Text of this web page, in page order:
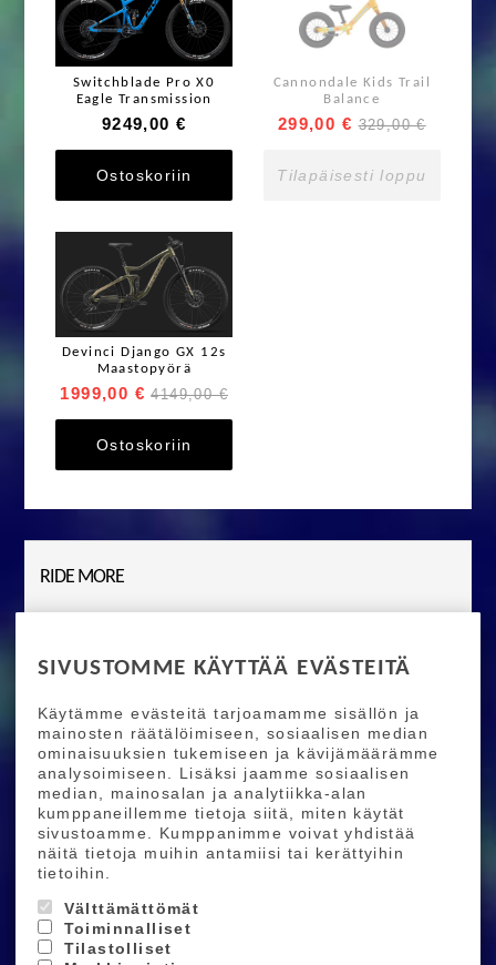
SIVUSTOMME KÄYTTÄÄ EVÄSTEITÄ
Käytämme evästeitä tarjoamamme sisällön ja
mainosten räätälöimiseen, sosiaalisen median
ominaisuuksien tukemiseen ja kävijämäärämme
analysoimiseen. Lisäksi jaamme sosiaalisen
median, mainosalan ja analytiikka-alan
kumppaneillemme tietoja siitä, miten käytät
sivustoamme. Kumppanimme voivat yhdistää
näitä tietoja muihin antamiisi tai kerättyihin
tietoihin.
Välttämättömät
Toiminnalliset
Tilastolliset
Switchblade Pro X0
Eagle Transmission
9249,00 €
Ostoskoriin
Cannondale Kids Trail
Balance
299,00 € 329,00 €
Tilapäisesti loppu
Devinci Django GX 12s
Maastopyörä
1999,00 € 4149,00 €
Ostoskoriin
RIDE MORE
Ride More – Pyöräkauppa ja pyörähuolto
Helsingissä
TILAA UUTISKIRJEEMME
Tilaamalla uutiskirjeemme saat uusimmat edut
suoraan sähköpostiisi.
Hyväksyn henkilötietojen tallentamisen (